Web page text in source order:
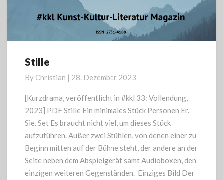
Stille
Stille
By Christian | 28. Dezember 2023
[Kurzdrama, veröffentlicht in #kkl 33: Vollendung,
2023] PDF Stille Ein minimales Stück Personen Er.
Sie. Set Es braucht nicht viel, um dieses Stück
aufzuführen. Außer zwei Stühlen, von denen einer zu
Beginn mitten auf der Bühne steht, der andere an der
Seite neben dem Abspielgerät samt Audioboxen, den
einzigen weiteren Gegenständen. Einziges Bild Der